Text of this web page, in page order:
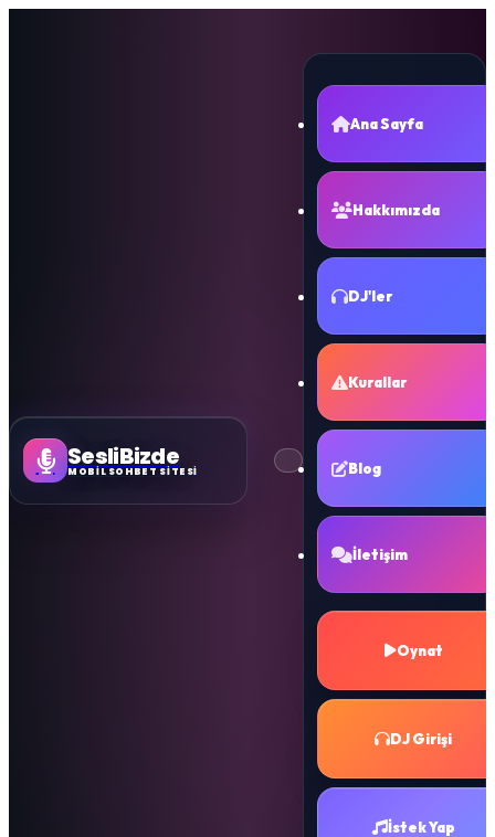
SesliBizde
MOBİL SOHBET SİTESİ
Ana Sayfa
Hakkımızda
DJ'ler
Kurallar
Blog
İletişim
Oynat
DJ Girişi
İstek Yap